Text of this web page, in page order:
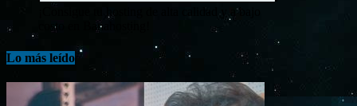
¡Consigue tu hosting de alta calidad y a bajo
costo en Banahosting!
Lo más leído